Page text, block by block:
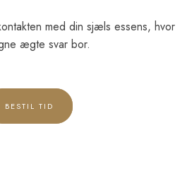
med din sjæls essens, hvor
ægte svar bor.
BESTIL TID